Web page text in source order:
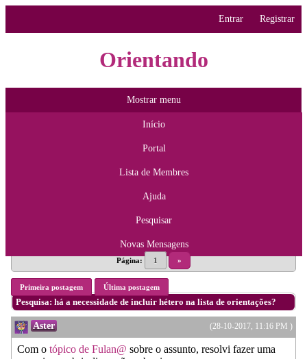
Entrar Registrar
Orientando
Mostrar menu
Início
Portal
Lista de Membres
Ajuda
Pesquisar
Novas Mensagens
Página: 1 »
Primeira postagem Última postagem
Pesquisa: há a necessidade de incluir hétero na lista de orientações?
(28-10-2017, 11:16 PM )
Aster
Com o tópico de Fulan@ sobre o assunto, resolvi fazer uma